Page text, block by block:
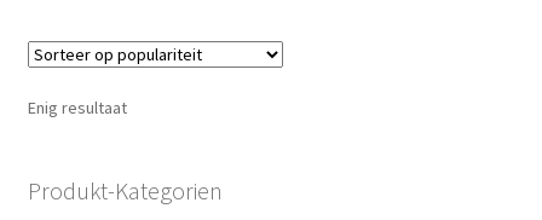
Enig resultaat
Produkt-Kategorien